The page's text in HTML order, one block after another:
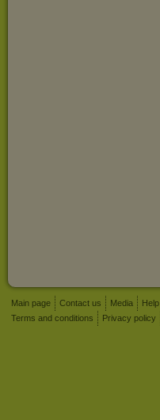
Main page Contact us Media Help
Terms and conditions
Privacy policy